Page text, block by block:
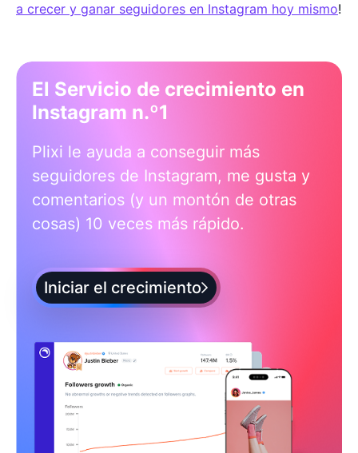
a crecer y ganar seguidores en Instagram hoy mismo!
El Servicio de crecimiento en
Instagram n.º1
Plixi le ayuda a conseguir más
seguidores de Instagram, me gusta y
comentarios (y un montón de otras
cosas) 10 veces más rápido.
Iniciar el crecimiento